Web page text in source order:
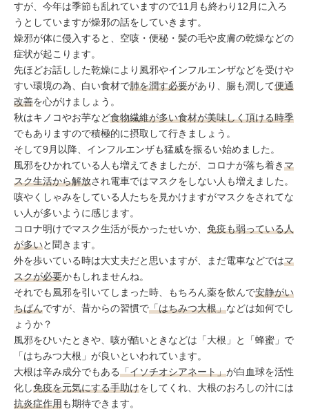
すが、今年は季節も乱れていますので11月も終わり12月に入ろ
うとしていますが燥邪の話をしていきます。
燥邪が体に侵入すると、空咳・便秘・髪の毛や皮膚の乾燥などの
症状が起こります。
先ほどお話しした乾燥により風邪やインフルエンザなどを受けや
すい環境の為、白い食材で肺を潤す必要があり、腸も潤して便通
改善を心がけましょう。
秋はキノコやお芋など食物繊維が多い食材が美味しく頂ける時季
でもありますので積極的に摂取して行きましょう。
そして9月以降、インフルエンザも猛威を振るい始めました。
風邪をひかれている人も増えてきましたが、コロナが落ち着きマ
スク生活から解放され電車ではマスクをしない人も増えました。
咳やくしゃみをしている人たちを見かけますがマスクをされてな
い人が多いように感じます。
コロナ明けでマスク生活が長かったせいか、 免疫も弱っている人
が多いと聞きます。
外を歩いている時は大丈夫だと思いますが、まだ電車などではマ
スクが必要かもしれませんね。
それでも風邪を引いてしまった時、もちろん薬を飲んで安静がい
ちばんですが、昔からの習慣で「はちみつ大根」などは如何でし
ょうか？
風邪をひいたときや、咳が酷いときなどは「大根」と「蜂蜜」で
「はちみつ大根」が良いといわれています。
大根は辛み成分でもある「イソチオシアネート」が白血球を活性
化し免疫を元気にする手助けをしてくれ、大根のおろしの汁には
抗炎症作用も期待できます。